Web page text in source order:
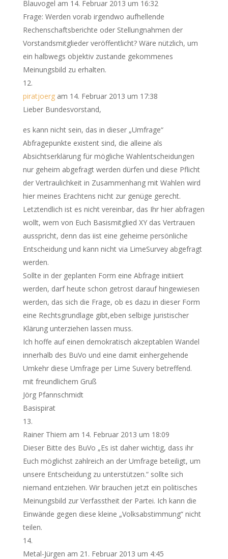
Blauvogel am 14. Februar 2013 um 16:32
Frage: Werden vorab irgendwo aufhellende
Rechenschaftsberichte oder Stellungnahmen der
Vorstandsmitglieder veröffentlicht? Wäre nützlich, um
ein halbwegs objektiv zustande gekommenes
Meinungsbild zu erhalten.
piratjoerg am 14. Februar 2013 um 17:38
Lieber Bundesvorstand,
es kann nicht sein, das in dieser „Umfrage“
Abfragepunkte existent sind, die alleine als
Absichtserklärung für mögliche Wahlentscheidungen
nur geheim abgefragt werden dürfen und diese Pflicht
der Vertraulichkeit in Zusammenhang mit Wahlen wird
hier meines Erachtens nicht zur genüge gerecht.
Letztendlich ist es nicht vereinbar, das Ihr hier abfragen
wollt, wem von Euch Basismitglied XY das Vertrauen
ausspricht, denn das iist eine geheime persönliche
Entscheidung und kann nicht via LimeSurvey abgefragt
werden.
Sollte in der geplanten Form eine Abfrage initiiert
werden, darf heute schon getrost darauf hingewiesen
werden, das sich die Frage, ob es dazu in dieser Form
eine Rechtsgrundlage gibt,eben selbige juristischer
Klärung unterziehen lassen muss.
Ich hoffe auf einen demokratisch akzeptablen Wandel
innerhalb des BuVo und eine damit einhergehende
Umkehr diese Umfrage per Lime Suvery betreffend.
mit freundlichem Gruß
Jörg Pfannschmidt
Basispirat
Rainer Thiem am 14. Februar 2013 um 18:09
Dieser Bitte des BuVo „Es ist daher wichtig, dass ihr
Euch möglichst zahlreich an der Umfrage beteiligt, um
unsere Entscheidung zu unterstützen.“ sollte sich
niemand entziehen. Wir brauchen jetzt ein politisches
Meinungsbild zur Verfasstheit der Partei. Ich kann die
Einwände gegen diese kleine „Volksabstimmung“ nicht
teilen.
Metal-Jürgen am 21. Februar 2013 um 4:45